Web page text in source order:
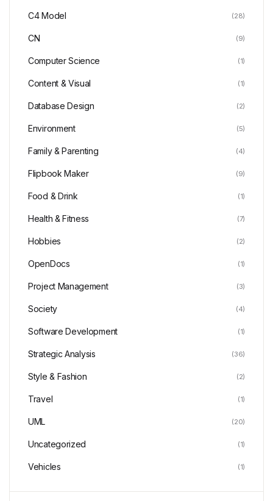
C4 Model (28)
CN (9)
Computer Science (1)
Content & Visual (1)
Database Design (2)
Environment (5)
Family & Parenting (4)
Flipbook Maker (9)
Food & Drink (1)
Health & Fitness (7)
Hobbies (2)
OpenDocs (1)
Project Management (3)
Society (4)
Software Development (1)
Strategic Analysis (36)
Style & Fashion (2)
Travel (1)
UML (20)
Uncategorized (1)
Vehicles (1)